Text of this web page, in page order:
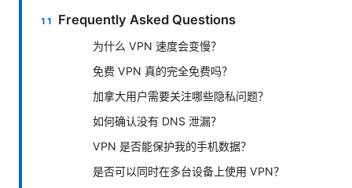
Frequently Asked Questions
为什么 VPN 速度会变慢？
免费 VPN 真的完全免费吗？
加拿大用户需要关注哪些隐私问题？
如何确认没有 DNS 泄漏？
VPN 是否能保护我的手机数据？
是否可以同时在多台设备上使用 VPN？